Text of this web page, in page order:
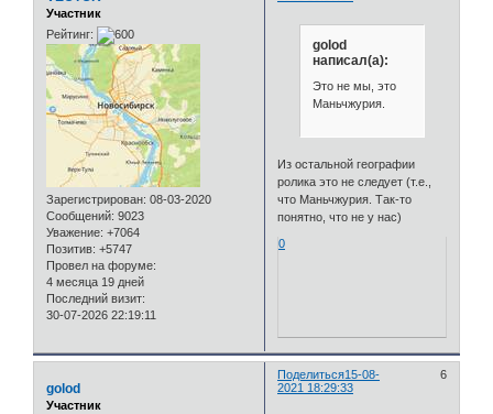
Участник
Рейтинг:
Зарегистрирован: 08-03-2020
Сообщений: 9023
Уважение: +7064
Позитив: +5747
Провел на форуме:
4 месяца 19 дней
Последний визит:
30-07-2026 22:19:11
golod
написал(а):
Это не мы, это
Маньчжурия.
Из остальной географии
ролика это не следует (т.е.,
что Маньчжурия. Так-то
понятно, что не у нас)
0
Поделиться 6
15-08-
2021 18:29:33
golod
Участник